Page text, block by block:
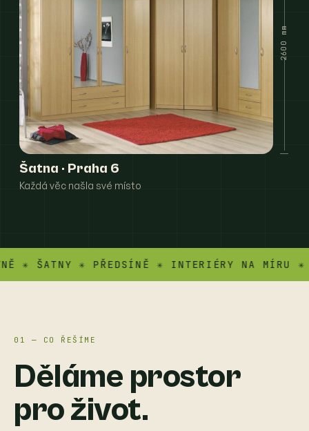
2600 mm
Šatna · Praha 6
Každá věc našla své místo
ŠATNY ✳ PŘEDSÍNĚ ✳ INTERIÉRY NA MÍRU ✳
01 — CO ŘEŠÍME
Děláme prostor
pro život.